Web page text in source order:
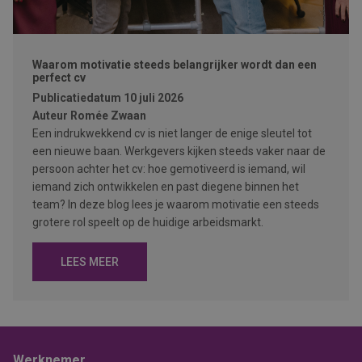
Waarom motivatie steeds belangrijker wordt dan een
perfect cv
Publicatiedatum 10 juli 2026
Auteur Romée Zwaan
Een indrukwekkend cv is niet langer de enige sleutel tot
een nieuwe baan. Werkgevers kijken steeds vaker naar de
persoon achter het cv: hoe gemotiveerd is iemand, wil
iemand zich ontwikkelen en past diegene binnen het
team? In deze blog lees je waarom motivatie een steeds
grotere rol speelt op de huidige arbeidsmarkt.
LEES MEER